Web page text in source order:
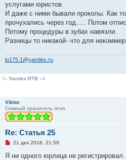
услугами юристов.
И даже с ними бывали проколы. Как
прочухались через год..... Потом
Потому процедуры в зубах навязли.
Разницы то никакой- что для
lu175.1@yandex.ru
!-- Yandex.RTB -->
Viktor
Главный хранитель огня
Re: Статья 25
Н
п
21 дек 2018, 21:59
Я ни одного юрлица не